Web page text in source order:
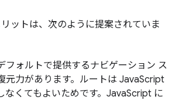
ットは、次のように提案されていま
フォルトで提供するナビゲーション ス
元力があります。ルートは JavaScript
なくてもよいためです。JavaScript に